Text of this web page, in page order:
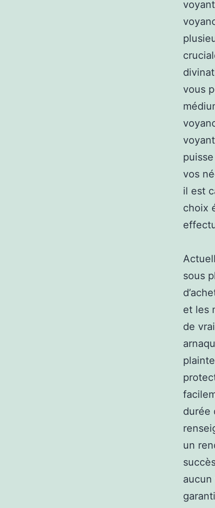
vous
vos
il est
choix
sous
et les
de
durée
un
aucun